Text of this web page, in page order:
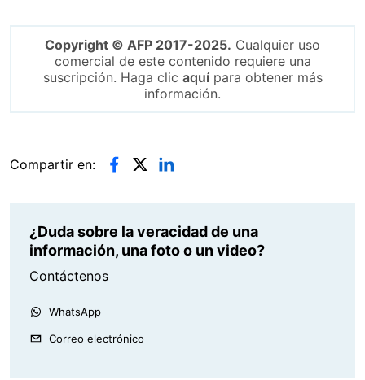
Copyright © AFP 2017-2025. Cualquier uso
comercial de este contenido requiere una
suscripción. Haga clic aquípara obtener más
información.
Compartir en:
¿Duda sobre la veracidad de una
información, una foto o un video?
Contáctenos
WhatsApp
Correo electrónico